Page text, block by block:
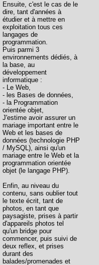
Ensuite, c'est le cas de le
dire, tant d'années à
étudier et à mettre en
exploitation tous ces
langages de
programmation.
Puis parmi 3
environnements dédiés, à
la base, au
développement
informatique :
- Le Web,
- les Bases de données,
- la Programmation
orientée objet,
J'estime avoir assurer un
mariage important entre le
Web et les bases de
données (technologie PHP
/ MySQL), ainsi qu'un
mariage entre le Web et la
programmation orientée
objet (le langage PHP).
Enfin, au niveau du
contenu, sans oublier tout
le texte écrit, tant de
photos, en tant que
paysagiste, prises à partir
d'appareils photos tel
qu'un bridge pour
commencer, puis suivi de
deux reflex, et prises
durant des
balades/promenades et